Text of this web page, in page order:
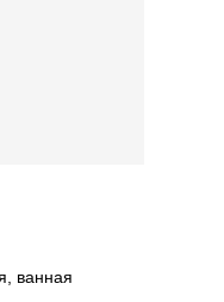
ванная